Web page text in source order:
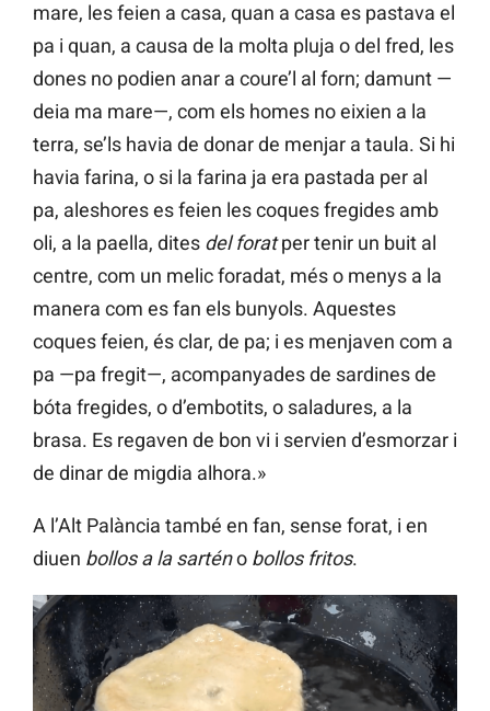
mare, les feien a casa, quan a casa es pastava el
pa i quan, a causa de la molta pluja o del fred, les
dones no podien anar a coure’l al forn; damunt —
deia ma mare—, com els homes no eixien a la
terra, se’ls havia de donar de menjar a taula. Si hi
havia farina, o si la farina ja era pastada per al
pa, aleshores es feien les coques fregides amb
oli, a la paella, dites del foratper tenir un buit al
centre, com un melic foradat, més o menys a la
manera com es fan els bunyols. Aquestes
coques feien, és clar, de pa; i es menjaven com a
pa —pa fregit—, acompanyades de sardines de
bóta fregides, o d’embotits, o saladures, a la
brasa. Es regaven de bon vi i servien d’esmorzar i
de dinar de migdia alhora.»
A l’Alt Palància també en fan, sense forat, i en
diuen bollos a la sarténo bollos fritos.